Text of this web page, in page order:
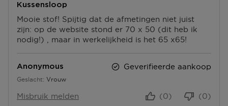
Na ontvangst van jouw bestelling producten heb je 14
dagen om deze (gedeeltelijk) terug te sturen of te
herroepen. Na de herroeping heb je dan nog eens 14
dagen de tijd om de producten te retourneren. Om
voor herroeping
Omruilen of terugbrengen in de winkel
Je mag het product ook terugbrengen of omruilen in
Kussensloop
Mooie stof! Spijtig dat de afmetingen niet juist
zijn: op de website stond er 70 x 50 (dit heb ik
nodig!) , maar in werkelijkheid is het 65 x65!
Anonymous
Geslacht Vrouw
Geverifieerde aankoop
Misbruik melden (0)
(0)